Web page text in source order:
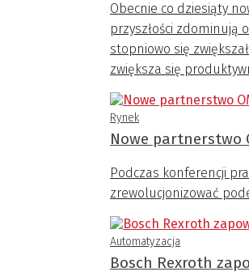
Obecnie co dziesiąty
przyszłości zdominują
stopniowo się
zwiększa się
Rynek
Nowe partnerstwo
Podczas konferencji
zrewolucjonizować
Automatyzacja
Bosch Rexroth